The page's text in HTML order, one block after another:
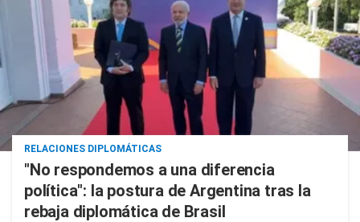
RELACIONES DIPLOMÁTICAS
"No respondemos a una diferencia
política": la postura de Argentina tras la
rebaja diplomática de Brasil